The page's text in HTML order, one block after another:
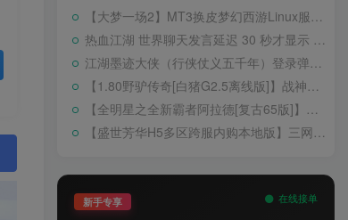
【大梦一场2】MT3换皮梦幻西游Linux服务端+GM后台+源码+双端+架设教程
热血江湖 世界聊天发言延迟 30 秒才显示 BUG 修复教程
江湖墨迹大侠（行侠仗义五千年）登录弹出 WELCOME 提示无法进游戏修复教程
【1.80野驴传奇[白猪G2.5离线版]】战神引擎WIN服务端+GM工具+充值后台+安卓+架设教程
【全明星之全新霸者阿拉德[复古65版]】横版闯关手游Linux服务端+配套表+WEB管理后台+GM授权后台+双端+架设教程
【盛世芳华H5多区跨服内购本地版】三网H5宫斗养成游戏Linux手工服务端+CDK授权后台+安卓+架设教程
新手专享 在线接单